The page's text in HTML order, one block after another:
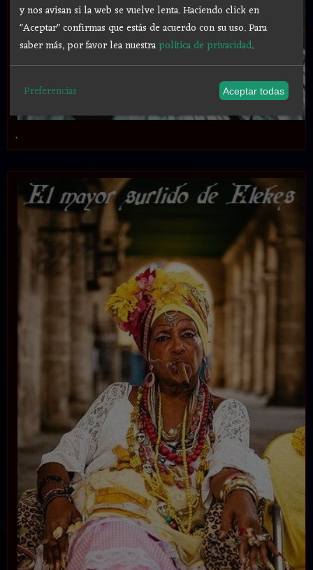
.
y nos avisan si la web se vuelve lenta. Haciendo click en
"Aceptar" confirmas que estás de acuerdo con su uso.Para
saber más, por favor lea nuestrapolítica de privacidad.
Preferencias Aceptar todas